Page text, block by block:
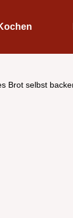
Brot selbst